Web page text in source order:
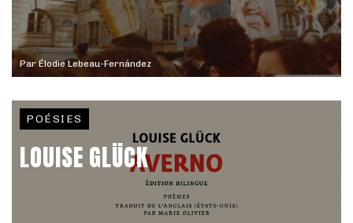
ParÉlodie Lebeau-Fernández
POÉSIES
LOUISE GLÜCK